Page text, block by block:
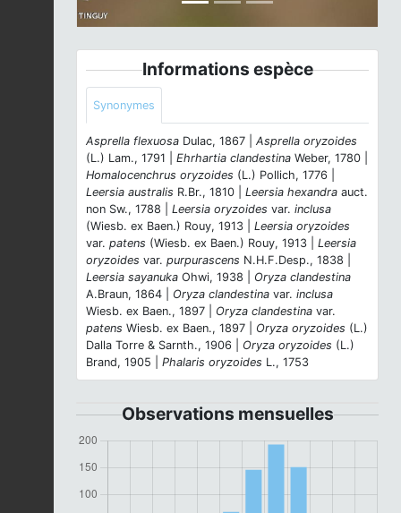
Informations espèce
Synonymes
Asprella flexuosa Dulac, 1867 | Asprella oryzoides
(L.) Lam., 1791 | Ehrhartia clandestina Weber, 1780 |
Homalocenchrus oryzoides (L.) Pollich, 1776 |
Leersia australis R.Br., 1810 | Leersia hexandra auct.
non Sw., 1788 | Leersia oryzoides var. inclusa
(Wiesb. ex Baen.) Rouy, 1913 | Leersia oryzoides
var. patens (Wiesb. ex Baen.) Rouy, 1913 | Leersia
oryzoides var. purpurascens N.H.F.Desp., 1838 |
Leersia sayanuka Ohwi, 1938 | Oryza clandestina
A.Braun, 1864 | Oryza clandestina var. inclusa
Wiesb. ex Baen., 1897 | Oryza clandestina var.
patens Wiesb. ex Baen., 1897 | Oryza oryzoides (L.)
Dalla Torre & Sarnth., 1906 | Oryza oryzoides (L.)
Brand, 1905 | Phalaris oryzoides L., 1753
Observations mensuelles